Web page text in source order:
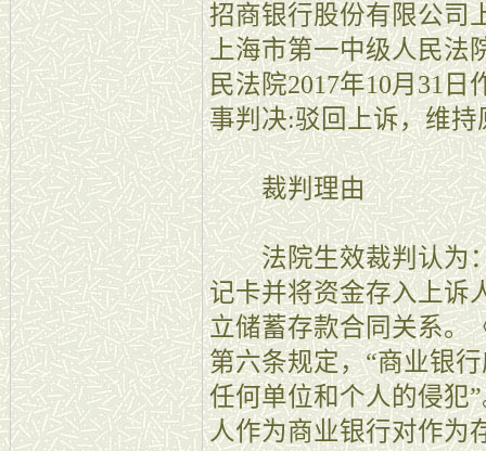
招商银行股份有限公司
上海市第一中级人民法
民法院2017年10月31日
事判决:驳回上诉，维持
裁判理由
法院生效裁判认为：
记卡并将资金存入上诉
立储蓄存款合同关系。
第六条规定，“商业银
任何单位和个人的侵犯
人作为商业银行对作为